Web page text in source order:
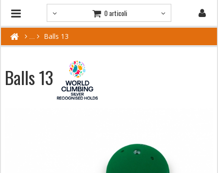
0 articoli
Balls 13
Balls 13